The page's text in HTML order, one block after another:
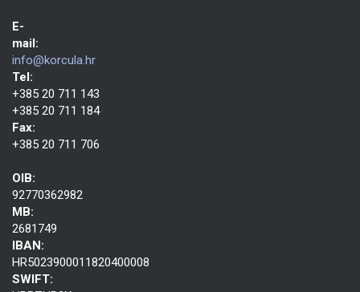
E-
mail:
info@korcula.hr
Tel:
+385 20 711 143
+385 20 711 184
Fax:
+385 20 711 706
OIB:
92770362982
MB:
2681749
IBAN:
HR5023900011820400008
SWIFT: